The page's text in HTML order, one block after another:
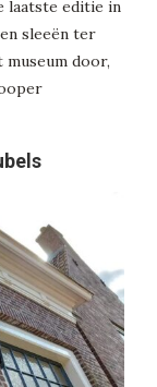
laatste editie in
sleeën ter
door,